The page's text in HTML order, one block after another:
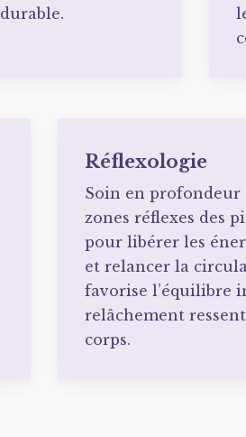
Réflexologie
Soin en profondeur
zones réflexes des
pour libérer les
et relancer la
favorise l’équilibre
relâchement
corps.